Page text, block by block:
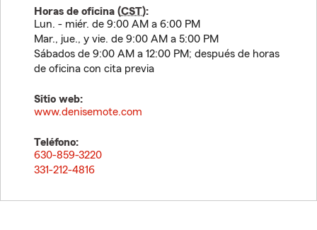
Horas de oficina (CST):
Lun. - miér. de 9:00 AM a 6:00 PM
Mar., jue., y vie. de 9:00 AM a 5:00 PM
Sábados de 9:00 AM a 12:00 PM; después de horas
de oficina con cita previa
Sitio web:
www.denisemote.com
Teléfono:
630-859-3220
331-212-4816